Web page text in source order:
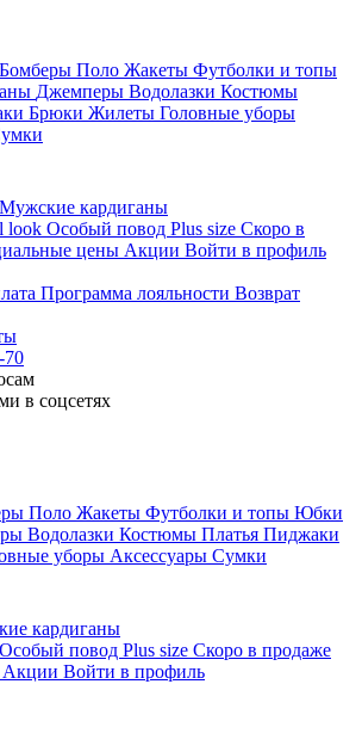
Бомберы Поло Жакеты Футболки и топы
Джемперы Водолазки Костюмы
Брюки Жилеты Головные уборы
Мужские кардиганы
look Особый повод Plus size Скоро в
цены Акции Войти в профиль
Программа лояльности Возврат
70
в соцсетях
Поло Жакеты Футболки и топы Юбки
Водолазки Костюмы Платья Пиджаки
уборы Аксессуары Сумки
кардиганы
Особый повод Plus size Скоро в продаже
Акции Войти в профиль